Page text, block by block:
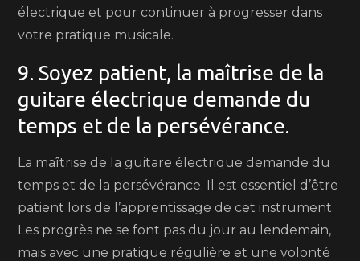
électrique et pour continuer à progresser dans
votre pratique musicale.
9. Soyez patient, la maîtrise de la
guitare électrique demande du
temps et de la persévérance.
La maîtrise de la guitare électrique demande du
temps et de la persévérance. Il est essentiel d’être
patient lors de l’apprentissage de cet instrument.
Les progrès ne se font pas du jour au lendemain,
mais avec une pratique régulière et une volonté